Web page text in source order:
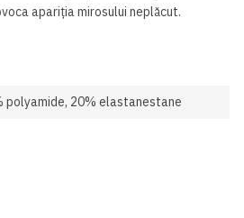
apariția mirosului neplăcut.
polyamide, 20% elastanestane